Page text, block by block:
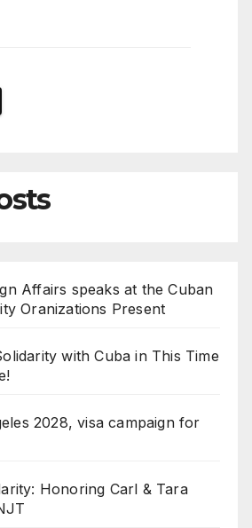
Affairs speaks at the Cuban
Oranizations Present
with Cuba in This Time
2028, visa campaign for
Honoring Carl & Tara